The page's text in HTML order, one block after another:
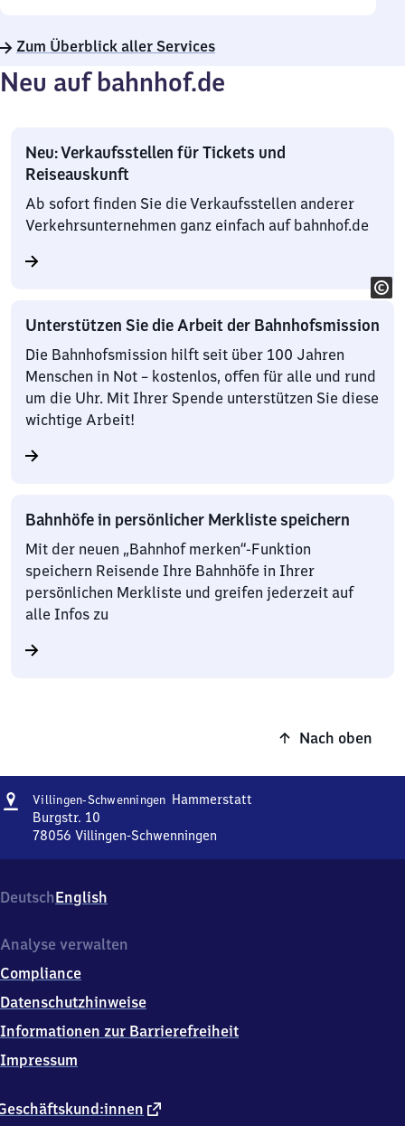
Zum Überblick aller Services
Neu auf bahnhof.de
Neu: Verkaufsstellen für Tickets und
Reiseauskunft
Ab sofort finden Sie die Verkaufsstellen anderer
Verkehrsunternehmen ganz einfach auf bahnhof.de
Unterstützen Sie die Arbeit der Bahnhofsmission
Die Bahnhofsmission hilft seit über 100 Jahren
Menschen in Not – kostenlos, offen für alle und rund
um die Uhr. Mit Ihrer Spende unterstützen Sie diese
wichtige Arbeit!
Bahnhöfe in persönlicher Merkliste speichern
Mit der neuen „Bahnhof merken“-Funktion
speichern Reisende Ihre Bahnhöfe in Ihrer
persönlichen Merkliste und greifen jederzeit auf
alle Infos zu
Nach oben
Adresse
Villingen-Schwenningen HammerstattVillingen-
Burgstr. 10
78056 Villingen-Schwenningen
Hammerstatt,
Burgstr.
7
0
5
Villingen-
Schwenningen
DeutschEnglish
externer
Analyse verwalten
Compliance
Datenschutzhinweise
Informationen zur Barrierefreiheit
Impressum